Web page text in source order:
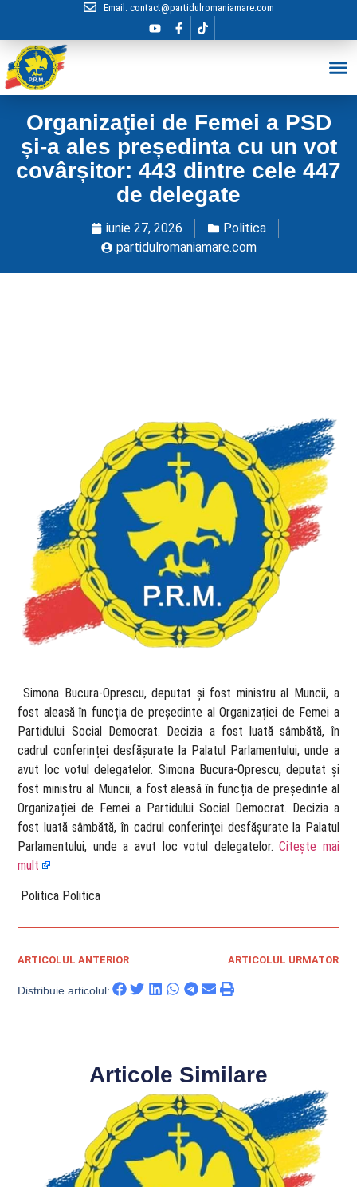
Email: contact@partidulromaniamare.com
Organizaţiei de Femei a PSD
și-a ales președinta cu un vot
covârșitor: 443 dintre cele 447
de delegate
iunie 27, 2026
Politica
partidulromaniamare.com
​ Simona Bucura-Oprescu, deputat și fost ministru al Muncii, a
fost aleasă în funcția de președinte al Organizației de Femei a
Partidului Social Democrat. Decizia a fost luată sâmbătă, în
cadrul conferinței desfășurate la Palatul Parlamentului, unde a
avut loc votul delegatelor. Simona Bucura-Oprescu, deputat și
fost ministru al Muncii, a fost aleasă în funcția de președinte al
Organizației de Femei a Partidului Social Democrat. Decizia a
fost luată sâmbătă, în cadrul conferinței desfășurate la Palatul
Parlamentului, unde a avut loc votul delegatelor.Citește mai
mult
​ Politica Politica
ARTICOLUL ANTERIOR ARTICOLUL URMATOR
Distribuie articolul:
Articole Similare